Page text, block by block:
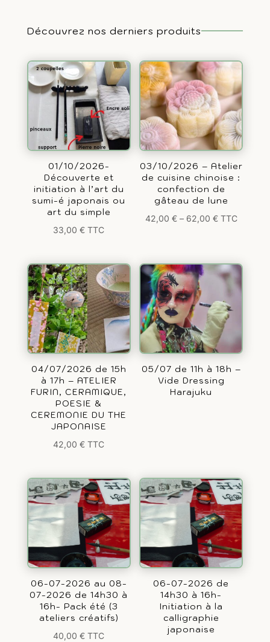
Découvrez nos derniers produits
01/10/2026-
Découverte et
initiation à l’art du
sumi-é japonais ou
art du simple
33,00€ TTC
03/10/2026 – Atelier
de cuisine chinoise :
confection de
gâteau de lune
42,00 €– 62,00 € TTC
04/07/2026 de 15h
à 17h – ATELIER
FURIN, CERAMIQUE,
POESIE &
CEREMONIE DU THE
JAPONAISE
42,00€ TTC
05/07 de 11h à 18h –
Vide Dressing
Harajuku
06-07-2026 au 08-
07-2026 de 14h30 à
16h- Pack été (3
ateliers créatifs)
40,00€ TTC
06-07-2026 de
14h30 à 16h-
Initiation à la
calligraphie
japonaise